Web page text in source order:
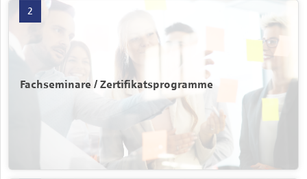
Fachseminare / Zertifikatsprogramme mit 2 Produkten öffnen
2
Fachseminare / Zertifikatsprogramme